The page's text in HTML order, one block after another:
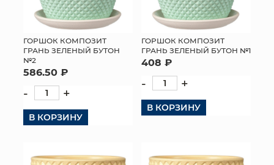
ГОРШОК КОМПОЗИТ
ГРАНЬ ЗЕЛЕНЫЙ БУТОН
№2
586.50 ₽
- +
В КОРЗИНУ
ГОРШОК КОМПОЗИТ
ГРАНЬ ЗЕЛЕНЫЙ БУТОН №1
408 ₽
- +
В КОРЗИНУ